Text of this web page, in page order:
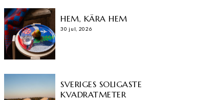
HEM, KÄRA HEM
30 jul, 2026
SVERIGES SOLIGASTE
KVADRATMETER